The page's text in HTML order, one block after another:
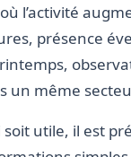
l’activité
présence
un même
soit utile, il est